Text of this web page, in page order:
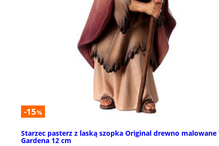
-15%
Starzec pasterz z laską szopka Original drewno malowane
Gardena 12 cm